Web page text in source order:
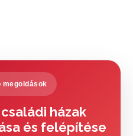
megoldások
házak
és felépítése